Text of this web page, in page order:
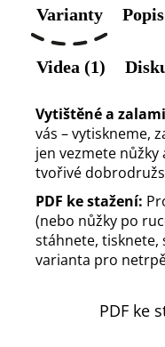
Varianty Popis
Videa (1)
Vytištěné a
vás – vytiskneme,
jen vezmete
tvořivé
PDF ke stažení:
(nebo nůžky po
stáhnete, tisknete,
varianta pro
PDF ke